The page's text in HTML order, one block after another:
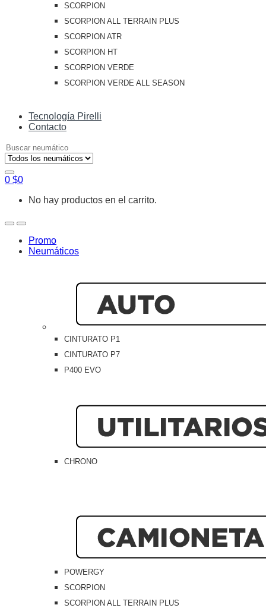
SCORPION
SCORPION ALL TERRAIN PLUS
SCORPION ATR
SCORPION HT
SCORPION VERDE
SCORPION VERDE ALL SEASON
Tecnología Pirelli
Contacto
Search
for:
0 $0
No hay productos en el carrito.
OpenClose
Promo
Neumáticos
CINTURATO P1
CINTURATO P7
P400 EVO
CHRONO
POWERGY
SCORPION
SCORPION ALL TERRAIN PLUS